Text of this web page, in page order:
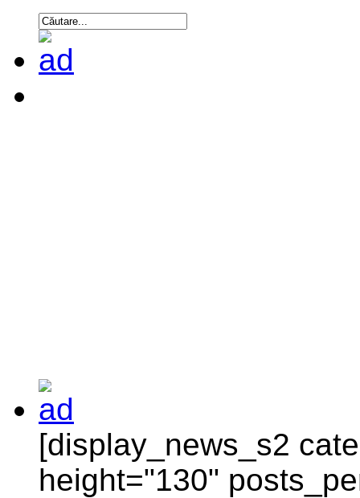
[display_news_s2
height="130"